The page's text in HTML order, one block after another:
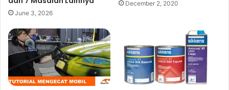
June 3, 2026
December 2, 2020